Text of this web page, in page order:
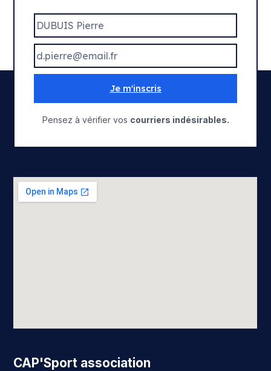
Je m'inscris
Pensez à vérifier vos courriers indésirables.
CAP'Sport association